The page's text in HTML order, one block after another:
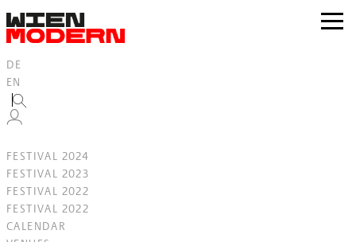
springen
zur
DE
EN
FESTIVAL 2024
FESTIVAL 2023
FESTIVAL 2022
FESTIVAL 2022
CALENDAR